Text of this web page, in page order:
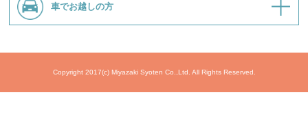
車でお越しの方
Copyright 2017(c) Miyazaki Syoten Co.,Ltd. All Rights Reserved.